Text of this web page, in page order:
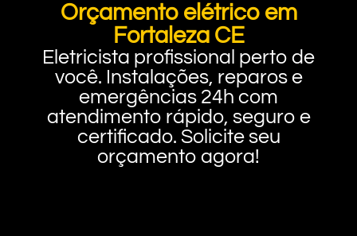
Orçamento elétrico em
Fortaleza CE
Eletricista profissional perto de
você. Instalações, reparos e
emergências 24h com
atendimento rápido, seguro e
certificado. Solicite seu
orçamento agora!